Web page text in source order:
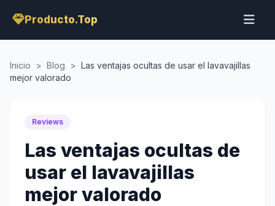
Producto.Top
Inicio > Blog > Las ventajas ocultas de usar el lavavajillas
mejor valorado
Reviews
Las ventajas ocultas de
usar el lavavajillas
mejor valorado